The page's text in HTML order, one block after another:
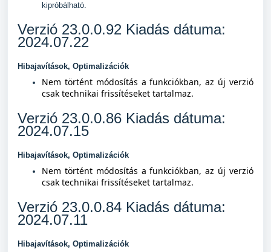
kipróbálható.
Verzió 23.0.0.92 Kiadás dátuma:
2024.07.22
Hibajavítások, Optimalizációk
Nem történt módosítás a funkciókban, az új verzió
csak technikai frissítéseket tartalmaz.
Verzió 23.0.0.86 Kiadás dátuma:
2024.07.15
Hibajavítások, Optimalizációk
Nem történt módosítás a funkciókban, az új verzió
csak technikai frissítéseket tartalmaz.
Verzió 23.0.0.84 Kiadás dátuma:
2024.07.11
Hibajavítások, Optimalizációk